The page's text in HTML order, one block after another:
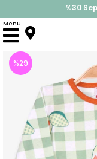
%30
İndirimlere
Menu
Anasayfa Pijama & İç
%29